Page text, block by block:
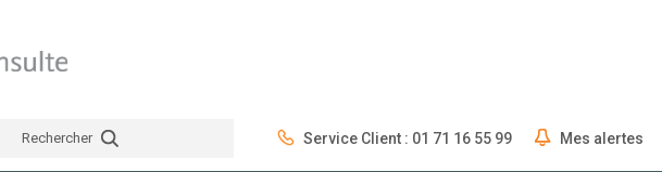
Rechercher Service Client : 01 71 16 55 99 Mes alertes